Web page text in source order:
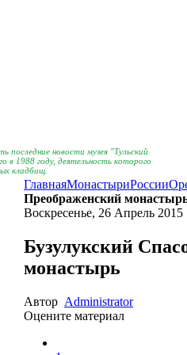
последние новости музея "Тульский
в 1988 году, деятельность которого
кладбищ.
ГлавнаяМонастыриРоссии
Преображенский
Воскресенье, 26 Апрель 2015
Бузулукский
монастырь
Автор Administrator
Оцените материал